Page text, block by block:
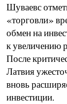
Шуваевс
«торговли»
обмен на
к увеличению
После
Латвия
вновь
инвестиции.